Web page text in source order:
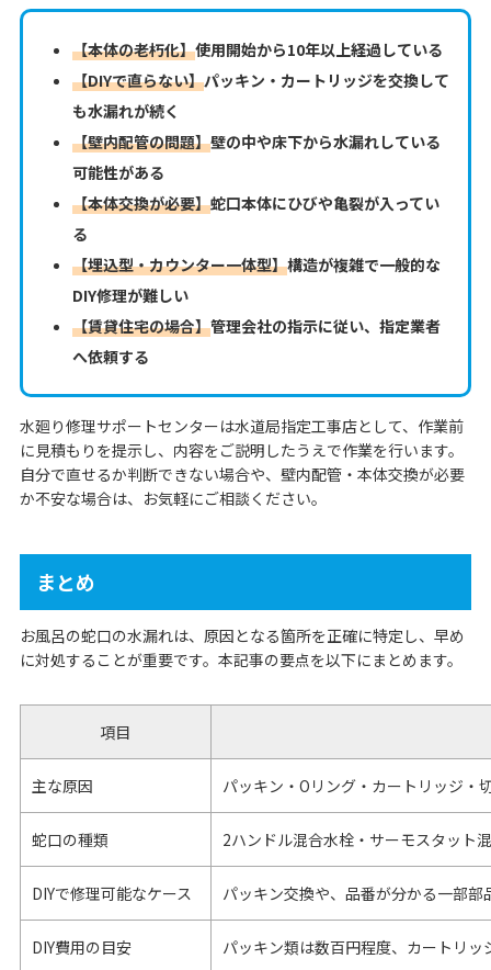
【本体の老朽化】使用開始から10年以上経過している
【DIYで直らない】パッキン・カートリッジを交換して
も水漏れが続く
【壁内配管の問題】壁の中や床下から水漏れしている
可能性がある
【本体交換が必要】蛇口本体にひびや亀裂が入ってい
る
【埋込型・カウンター一体型】構造が複雑で一般的な
DIY修理が難しい
【賃貸住宅の場合】管理会社の指示に従い、指定業者
へ依頼する
水廻り修理サポートセンターは水道局指定工事店として、作業前
に見積もりを提示し、内容をご説明したうえで作業を行います。
自分で直せるか判断できない場合や、壁内配管・本体交換が必要
か不安な場合は、お気軽にご相談ください。
まとめ
お風呂の蛇口の水漏れは、原因となる箇所を正確に特定し、早め
に対処することが重要です。本記事の要点を以下にまとめます。
項目
主な原因 パッキン・Oリング・カートリッジ・
蛇口の種類 2ハンドル混合水栓・サーモスタット
DIYで修理可能なケース パッキン交換や、品番が分かる一部部
DIY費用の目安 パッキン類は数百円程度、カートリ